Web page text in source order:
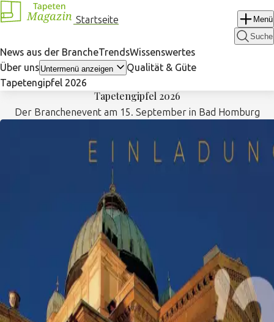
Navigation
überspringen
Startseite
Menü
Suche
News aus der BrancheTrendsWissenswertes
Über uns Untermenü anzeigen
Qualität & Güte
Tapetengipfel 2026
Tapetengipfel 2026
Der Branchenevent am 15. September in Bad Homburg